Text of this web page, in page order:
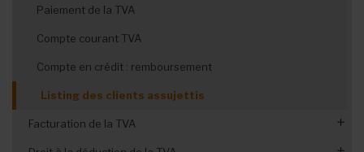
L’activité économique principale
Obligations administratives
Assujettis franchisés
Non-assujettis à la TVA
Paiement de la TVA
Compte courant TVA
Compte en crédit : remboursement
Listing des clients assujettis
Facturation de la TVA